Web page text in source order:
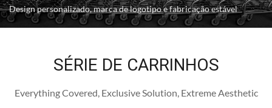
Design personalizado, marca de logotipo e fabricação estável
SÉRIE DE CARRINHOS
Everything Covered, Exclusive Solution, Extreme Aesthetic